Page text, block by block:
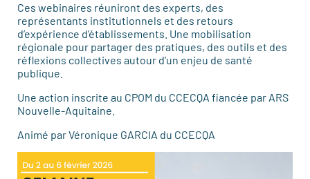
Ces webinaires réuniront des experts, des
représentants institutionnels et des retours
d’expérience d’établissements. Une mobilisation
régionale pour partager des pratiques, des outils et des
réflexions collectives autour d’un enjeu de santé
publique.
Une action inscrite au CPOM du CCECQA fiancée par ARS
Nouvelle-Aquitaine.
Animé par Véronique GARCIA du CCECQA